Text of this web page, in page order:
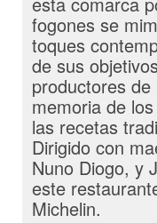
fogones se
toques
de sus
productores
memoria de
las recetas
Dirigido con
Nuno Diogo, y
este
Michelin.